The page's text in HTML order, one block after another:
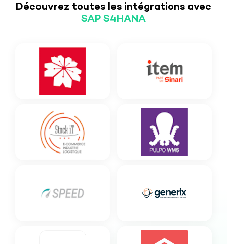
Découvrez toutes les intégrations avec
SAP S4HANA